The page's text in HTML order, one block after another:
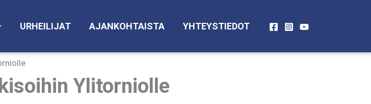
URHEILIJAT AJANKOHTAISTA YHTEYSTIEDOT
Ylitorniolle